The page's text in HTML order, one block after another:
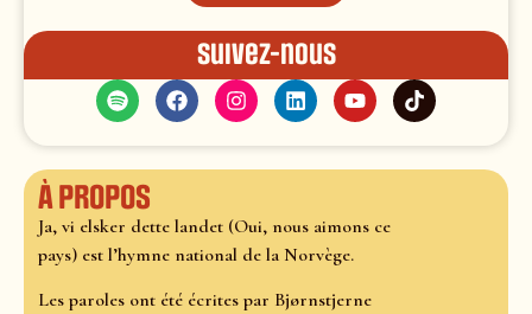
Suivez-nous
À propos
Ja, vi elsker dette landet (Oui, nous aimons ce
pays) est l’hymne national de la Norvège.
Les paroles ont été écrites par Bjørnstjerne